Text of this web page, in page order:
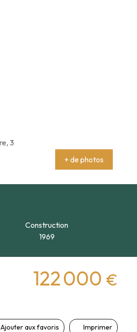
+ de photos
Construction
1969
122 000 €
Ajouter aux favoris Imprimer